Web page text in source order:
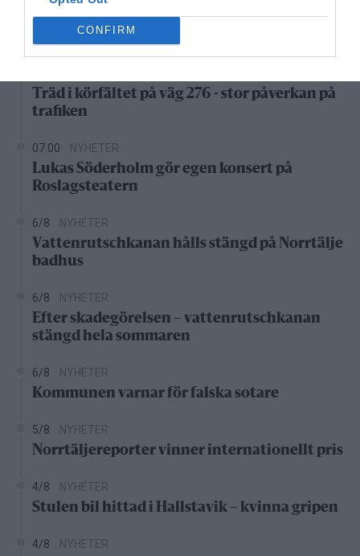
CONFIRM
Bältros kan innebära livslångt lidande för
den som drabbas
Träd i körfältet på väg 276 - stor påverkan på
trafiken
07:00 NYHETER
Lukas Söderholm gör egen konsert på
Roslagsteatern
6/8 NYHETER
Vattenrutschkanan hålls stängd på Norrtälje
badhus
6/8 NYHETER
Efter skadegörelsen – vattenrutschkanan
stängd hela sommaren
6/8 NYHETER
Kommunen varnar för falska sotare
5/8 NYHETER
Norrtäljereporter vinner internationellt pris
4/8 NYHETER
Stulen bil hittad i Hallstavik – kvinna gripen
4/8 NYHETER